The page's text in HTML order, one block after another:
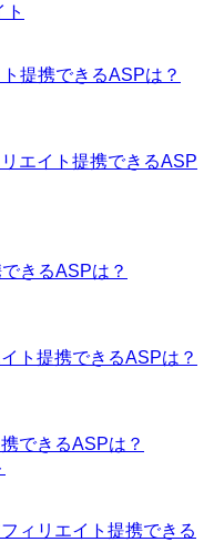
提携できるASPは？
エイト提携できるASP
きるASPは？
ト提携できるASPは？
できるASPは？
ィリエイト提携できる